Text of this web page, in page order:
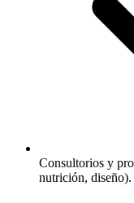
Consultorios y
nutrición, diseño).